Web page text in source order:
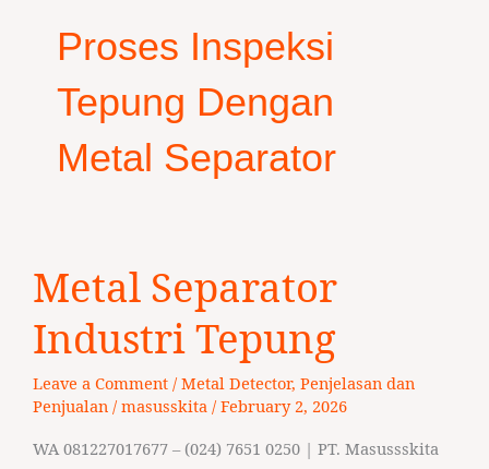
Proses Inspeksi
Tepung Dengan
Metal Separator
Metal Separator
Industri Tepung
Leave a Comment / Metal Detector, Penjelasan dan
Penjualan/ masusskita / February 2, 2026
WA 081227017677 – (024) 7651 0250 | PT. Masussskita
Separator
Tepung